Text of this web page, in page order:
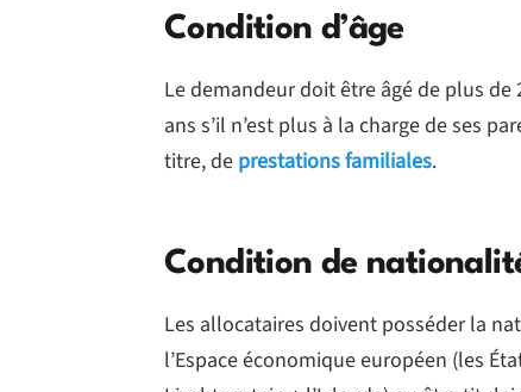
Condition d’âge
Le demandeur doit être âgé de plus de
ans s’il n’est plus à la charge de ses
titre, de prestations familiales.
Condition de
Les allocataires doivent posséder la
l’Espace économique européen (les